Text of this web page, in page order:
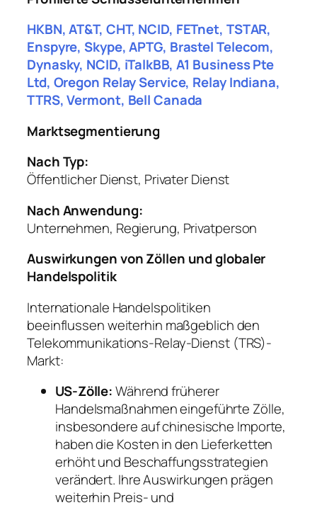
HKBN, AT&T, CHT, NCID, FETnet, TSTAR,
Enspyre, Skype, APTG, Brastel Telecom,
Dynasky, NCID, iTalkBB, A1 Business Pte
Ltd, Oregon Relay Service, Relay Indiana,
TTRS, Vermont, Bell Canada
Marktsegmentierung
Nach Typ:
Öffentlicher Dienst, Privater Dienst
Nach Anwendung:
Unternehmen, Regierung, Privatperson
Auswirkungen von Zöllen und globaler
Handelspolitik
Internationale Handelspolitiken
beeinflussen weiterhin maßgeblich den
Telekommunikations-Relay-Dienst (TRS)-
Markt:
US-Zölle:Während früherer
Handelsmaßnahmen eingeführte Zölle,
insbesondere auf chinesische Importe,
haben die Kosten in den Lieferketten
erhöht und Beschaffungsstrategien
verändert. Ihre Auswirkungen prägen
weiterhin Preis- und